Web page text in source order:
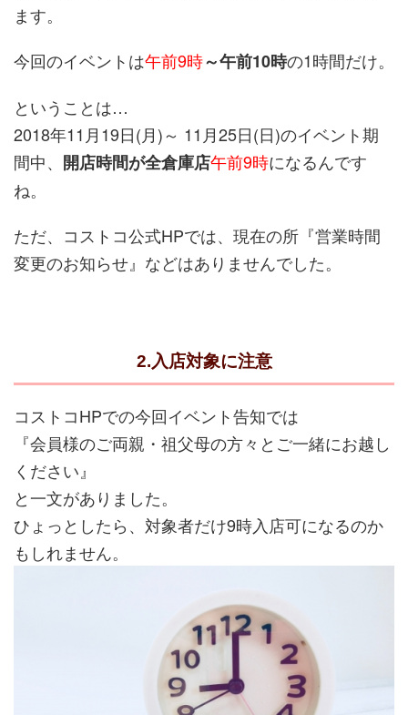
ます。
今回のイベントは午前9時～午前10時の1時間だけ。
ということは…
2018年11月19日(月)～ 11月25日(日)のイベント期
間中、 開店時間が全倉庫店午前9時になるんです
ね。
ただ、コストコ公式HPでは、現在の所『営業時間
変更のお知らせ』などはありませんでした。
2.入店対象に注意
コストコHPでの今回イベント告知では
『会員様のご両親・祖父母の方々とご一緒にお越し
ください』
と一文がありました。
ひょっとしたら、対象者だけ9時入店可になるのか
もしれません。